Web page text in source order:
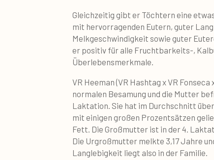
Gleichzeitig gibt er Töchtern eine
mit hervorragenden Eutern, guter
Melkgeschwindigkeit sowie guter
er positiv für alle Fruchtbarkeits-,
Überlebensmerkmale.
VR Heeman (VR Hashtag x VR
normalen Besamung und die Mutter
Laktation. Sie hat im Durchschnitt
mit einigen großen Prozentsätzen
Fett. Die Großmutter ist in der 4.
Die Urgroßmutter melkte 3,17 Jahre
Langlebigkeit liegt also in der Familie.